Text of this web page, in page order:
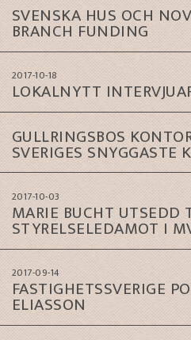
SVENSKA HUS OCH
BRANCH FUNDING
2017-10-18
LOKALNYTT
GULLRINGSBOS
SVERIGES SNYGGASTE
2017-10-03
MARIE BUCHT UTSEDD
STYRELSELEDAMOT I
2017-09-14
FASTIGHETSSVERIGE
ELIASSON